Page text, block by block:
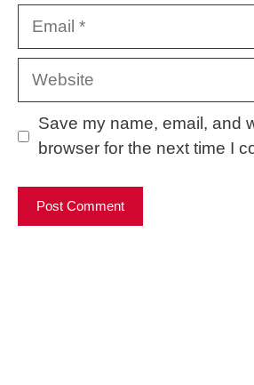
Email
Website
Save my name, email, and
browser for the next time I